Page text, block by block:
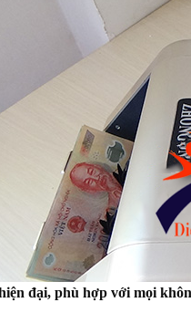
đại, phù hợp với mọi